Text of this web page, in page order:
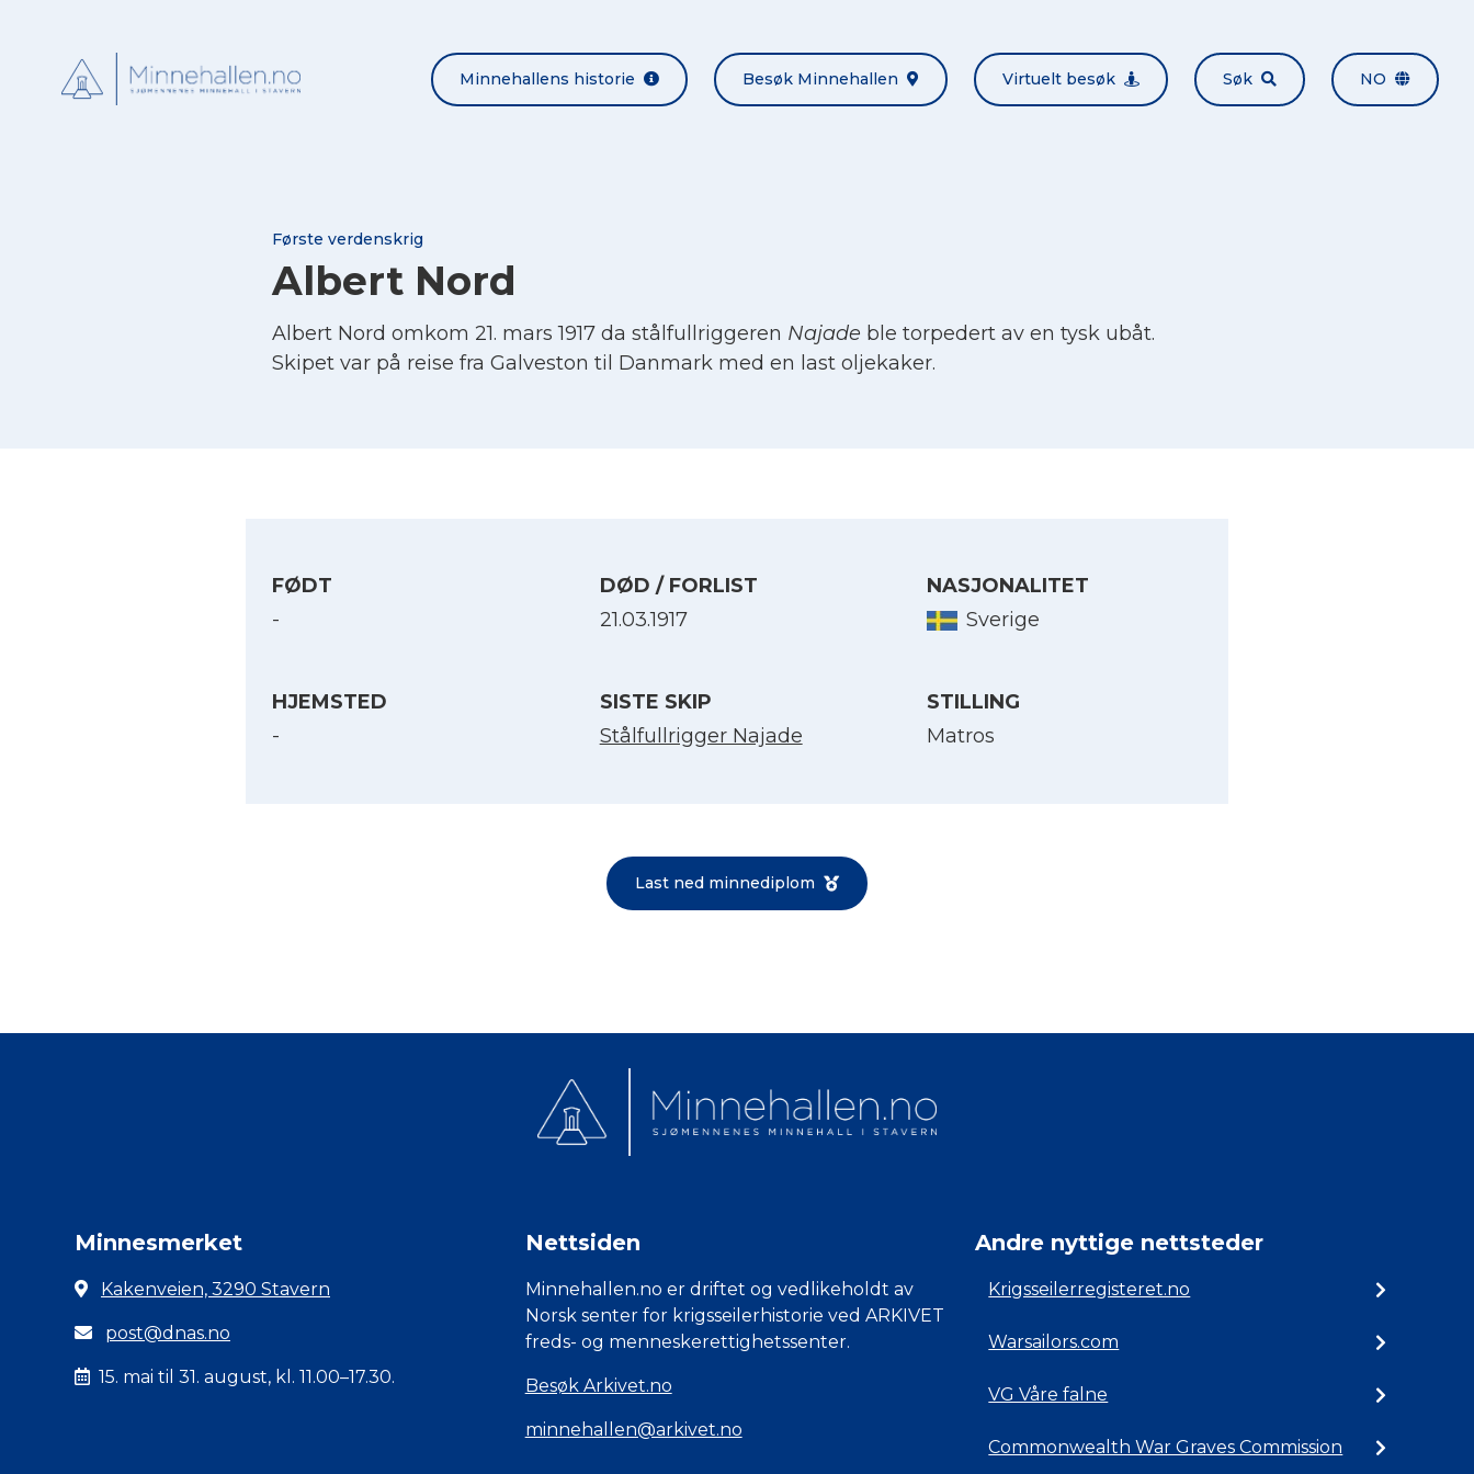
Minnehallens historie Besøk Minnehallen Virtuelt besøk Søk NO
Første verdenskrig
Albert Nord
Albert Nord omkom 21. mars 1917 da stålfullriggeren Najade ble torpedert av en tysk ubåt.
Skipet var på reise fra Galveston til Danmark med en last oljekaker.
FØDT
-
DØD / FORLIST
21.03.1917
NASJONALITET
Sverige
HJEMSTED
-
SISTE SKIP
Stålfullrigger Najade
STILLING
Matros
Last ned minnediplom
Minnesmerket
Kakenveien, 3290 Stavern
post@dnas.no
15. mai til 31. august, kl. 11.00–17.30.
Nettsiden
Minnehallen.no er driftet og vedlikeholdt av
Norsk senter for krigsseilerhistorie ved ARKIVET
freds- og menneskerettighetssenter.
Besøk Arkivet.no
minnehallen@arkivet.no
Andre nyttige nettsteder
Krigsseilerregisteret.no
Warsailors.com
VG Våre falne
Commonwealth War Graves Commission
Norsk bokmål